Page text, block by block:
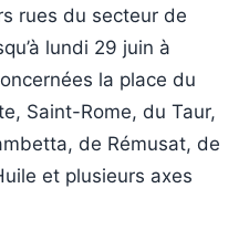
rues du secteur de
lundi 29 juin à
la place du
Saint-Rome, du Taur,
de Rémusat, de
et plusieurs axes